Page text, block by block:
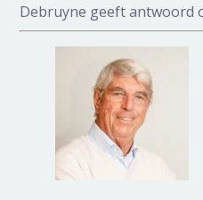
Debruyne geeft antwoord